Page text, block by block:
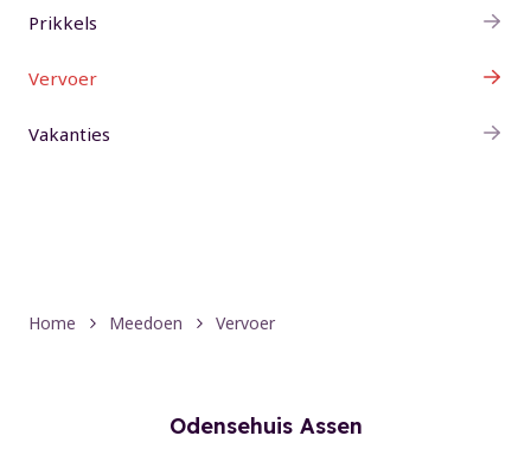
Prikkels
Vervoer
Vakanties
Home Meedoen Vervoer
Odensehuis Assen